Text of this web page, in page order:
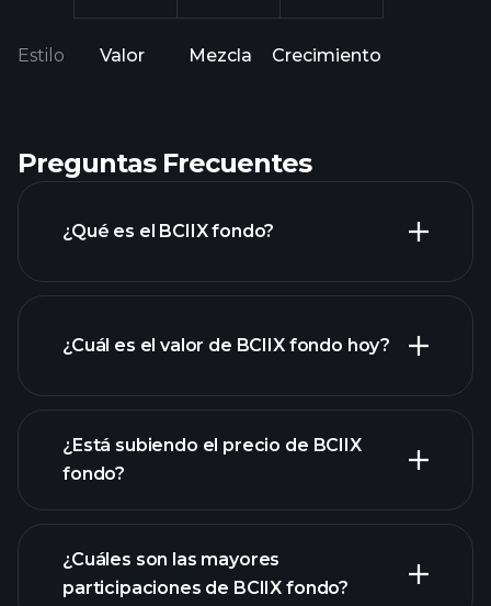
Estilo Valor Mezcla Crecimiento
Preguntas Frecuentes
¿Qué es el BCIIX fondo?
¿Cuál es el valor de BCIIX fondo hoy?
gráfico avanzado
¿Está subiendo el precio de BCIIX
fondo?
¿Cuáles son las mayores
participaciones de BCIIX fondo?